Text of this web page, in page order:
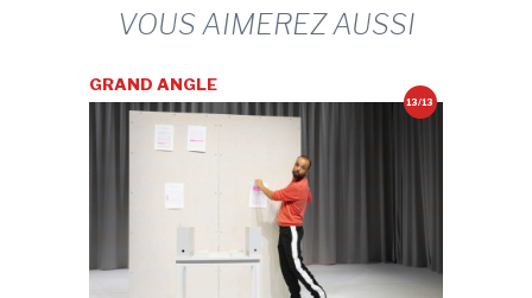
VOUS AIMEREZ AUSSI
13/13
GRAND ANGLE